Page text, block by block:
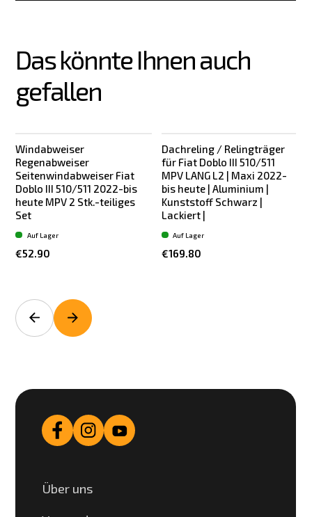
Das könnte Ihnen auch
gefallen
Windabweiser
Regenabweiser
Seitenwindabweiser Fiat
Doblo III 510/511 2022-bis
heute MPV 2 Stk.-teiliges
Set
€52.90
Auf Lager
Dachreling / Relingträger
für Fiat Doblo III 510/511
MPV LANG L2 | Maxi 2022-
bis heute | Aluminium |
Kunststoff Schwarz |
Lackiert |
€169.80
Auf Lager
Über uns